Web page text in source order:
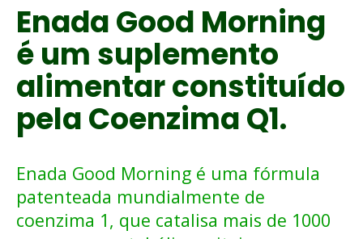
Enada Good Morning
é um suplemento
alimentar constituído
pela Coenzima Q1.
Enada Good Morning é uma fórmula
patenteada mundialmente de
coenzima 1, que catalisa mais de 1000